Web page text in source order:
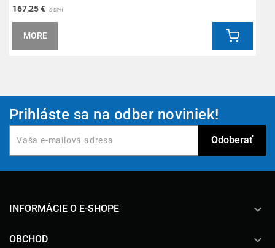
167,25 € S DPH
MORE
Prihláste sa na odber noviniek!
INFORMÁCIE O E-SHOPE keyboard_arrow_down
OBCHOD 